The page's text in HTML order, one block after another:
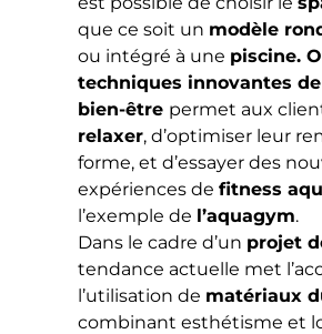
que ce soit un modèle
ou intégré à une piscine.
techniques innovantes
bien-être permet aux
relaxer, d’optimiser leur
forme, et d’essayer des
expériences de fitness
l’exemple de l’aquagym.
Dans le cadre d’un projet
tendance actuelle met
l’utilisation de matériaux
combinant esthétisme et